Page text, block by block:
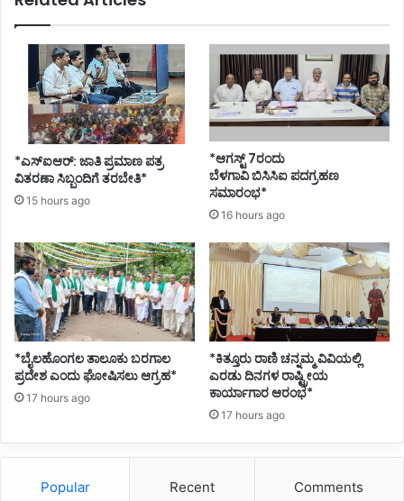
*ಎಸ್ಐಆರ್: ಜಾತಿ ಪ್ರಮಾಣ ಪತ್ರ
ವಿತರಣಾ ಸಿಬ್ಬಂದಿಗೆ ತರಬೇತಿ*
15 hours ago
*ಆಗಸ್ಟ್ 7ರಂದು
ಬೆಳಗಾವಿ ಬಿಸಿಸಿಐ ಪದಗ್ರಹಣ
ಸಮಾರಂಭ*
16 hours ago
*ಬೈಲಹೊಂಗಲ ತಾಲೂಕು ಬರಗಾಲ
ಪ್ರದೇಶ ಎಂದು ಘೋಷಿಸಲು ಆಗ್ರಹ*
17 hours ago
*ಕಿತ್ತೂರು ರಾಣಿ ಚನ್ನಮ್ಮ ವಿವಿಯಲ್ಲಿ
ಎರಡು ದಿನಗಳ ರಾಷ್ಟ್ರೀಯ
ಕಾರ್ಯಾಗಾರ ಆರಂಭ*
17 hours ago
Popular Recent Comments